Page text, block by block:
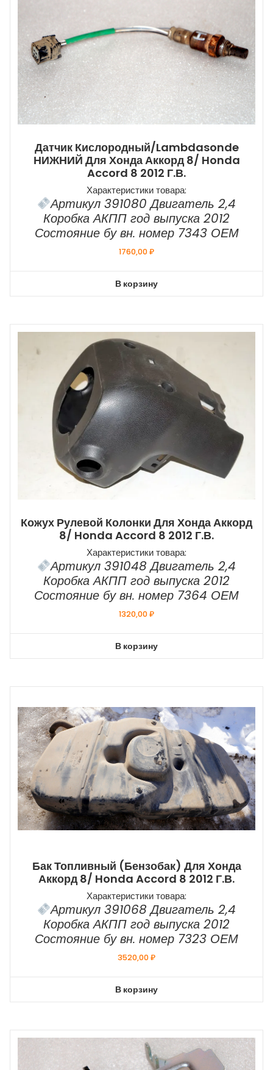
Датчик Кислородный/Lambdasonde
НИЖНИЙ Для Хонда Аккорд 8/ Honda
Accord 8 2012 Г.в.
Характеристики товара:
Артикул 391080 Двигатель 2,4
Коробка АКПП год выпуска 2012
Состояние бу вн. номер 7343 ОЕМ
1760,00₽
В корзину
Кожух Рулевой Колонки Для Хонда Аккорд
8/ Honda Accord 8 2012 Г.в.
Характеристики товара:
Артикул 391048 Двигатель 2,4
Коробка АКПП год выпуска 2012
Состояние бу вн. номер 7364 ОЕМ
1320,00₽
В корзину
Бак Топливный (бензобак) Для Хонда
Аккорд 8/ Honda Accord 8 2012 Г.в.
Характеристики товара:
Артикул 391068 Двигатель 2,4
Коробка АКПП год выпуска 2012
Состояние бу вн. номер 7323 ОЕМ
3520,00₽
В корзину